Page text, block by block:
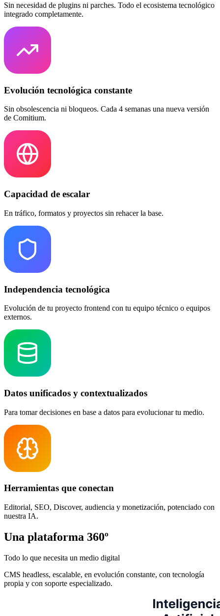
Sin necesidad de plugins ni parches. Todo el ecosistema tecnológico
integrado completamente.
Evolución tecnológica constante
Sin obsolescencia ni bloqueos. Cada 4 semanas una nueva versión
de Comitium.
Capacidad de escalar
En tráfico, formatos y proyectos sin rehacer la base.
Independencia tecnológica
Evolución de tu proyecto frontend con tu equipo técnico o equipos
externos.
Datos unificados y contextualizados
Para tomar decisiones en base a datos para evolucionar tu medio.
Herramientas que conectan
Editorial, SEO, Discover, audiencia y monetización, potenciado con
nuestra IA.
Una plataforma 360º
Todo lo que necesita un medio digital
CMS headless, escalable, en evolución constante, con tecnología
propia y con soporte especializado.